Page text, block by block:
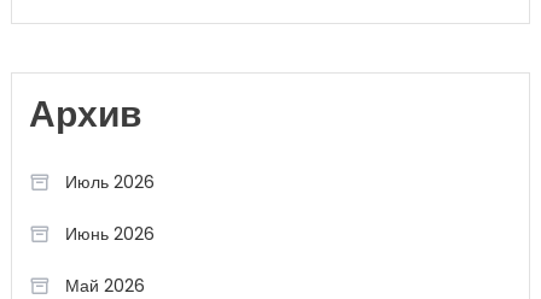
Архив
Июль 2026
Июнь 2026
Май 2026